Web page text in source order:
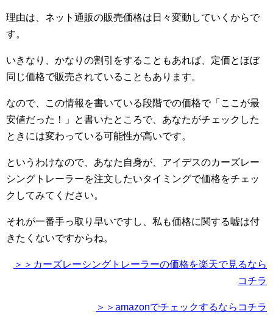
理由は、ネット通販の販売価格は日々変動していくからで
す。
いきなり、かなりの割引をすることもあれば、定価とほぼ
同じ価格で販売されていることもあります。
なので、この情報を書いている段階での価格で「ここが最
安値だった！」と書いたところで、あなたがチェックした
ときには変わっている可能性が高いです。
というわけなので、あなた自身が、アイデスのカーズレー
シングトレーラーを注文したいタイミングで価格をチェッ
クしてみてください。
それが一番手っ取り早いですし、私も価格に関する嘘は付
きたくないですからね。
＞＞カーズレーシングトレーラーの価格を楽天で見るなら
コチラ
＞＞amazonでチェックするならコチラ